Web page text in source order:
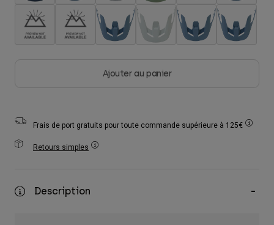
Accessoires
Tous les accessoires
Chapeaux et CasquettesAjouter au panier
Frais de port gratuits pour toute commande supérieure à 125€
Retours simples
Description